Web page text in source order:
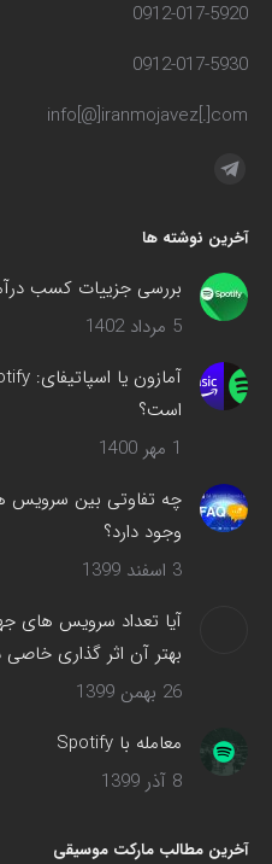
0912-017-5920
0912-017-5930
info[@]iranmojavez[.]com
مارا در اینجا پیدا کنید:
آخرین نوشته ها
بررسی جزییات کسب درآمد
5 مرداد 1402
است؟
1 مهر 1400
چه تفاوتی بین سرویس
وجود دارد؟
3 اسفند 1399
آیا تعداد سرویس های
بهتر آن اثر گذاری خاصی
26 بهمن 1399
معامله با Spotify
8 آذر 1399
آخرین مطالب مارکت موسیقی